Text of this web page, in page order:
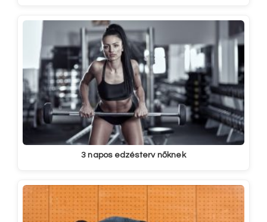
3 napos edzésterv nőknek